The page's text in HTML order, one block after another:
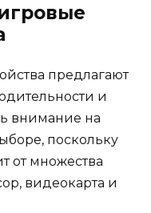
предлагают
и
внимание на
поскольку
от множества
видеокарта и